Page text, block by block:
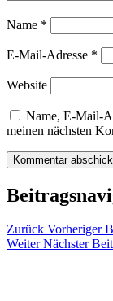
Name *
E-Mail-Adresse *
Website
Name, E-Mail-
meinen nächsten
Zurück Vorheriger
Weiter Nächster